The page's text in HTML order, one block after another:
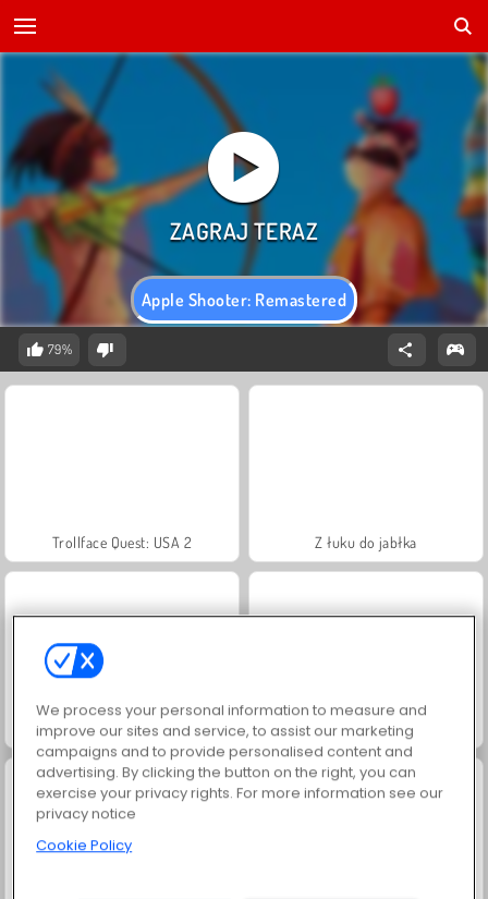
Apple Shooter: Remastered
79%
Trollface Quest: USA 2 Z łuku do jabłka
Jewel Garden Story Stickman Archer 3
We process your personal information to measure and
improve our sites and service, to assist our marketing
campaigns and to provide personalised content and
advertising. By clicking the button on the right, you can
exercise your privacy rights. For more information see our
privacy notice
Cookie Policy